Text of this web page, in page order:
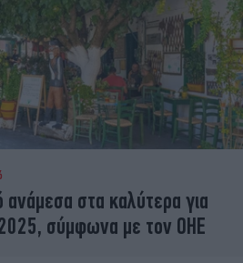
ανάμεσα στα καλύτερα για
σύμφωνα με τον ΟΗΕ